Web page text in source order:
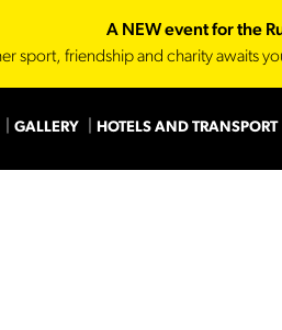
A NEW event for the
sport, friendship and charity awaits
GALLERY HOTELS AND TRANSPORT